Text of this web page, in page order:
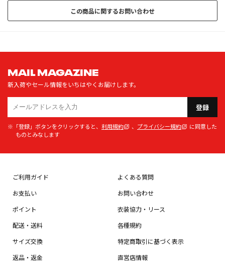
この商品に関するお問い合わせ
MAIL MAGAZINE
新入荷やセール情報をいちはやくお届けします。
登録
※「登録」ボタンをクリックすると、 利用規約 、 プライバシー規約
に同意した
ものとみなします
ご利用ガイド
お支払い
ポイント
配送・送料
サイズ交換
返品・返金
よくある質問
お問い合わせ
衣装協力・リース
各種規約
特定商取引に基づく表示
直営店情報